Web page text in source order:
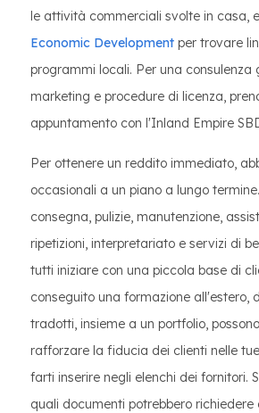
le attività commerciali svolte in casa,
Economic Development per trovare
programmi locali. Per una consulenza
marketing e procedure di licenza,
appuntamento con l'Inland Empire
Per ottenere un reddito immediato,
occasionali a un piano a lungo
consegna, pulizie, manutenzione,
ripetizioni, interpretariato e servizi di
tutti iniziare con una piccola base di
conseguito una formazione all'estero,
tradotti, insieme a un portfolio,
rafforzare la fiducia dei clienti nelle
farti inserire negli elenchi dei fornitori.
quali documenti potrebbero richiedere